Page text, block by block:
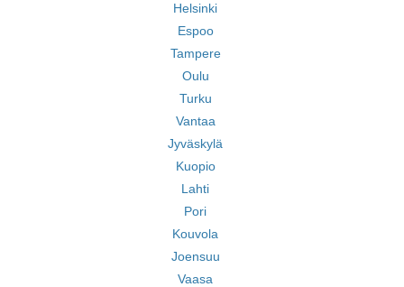
Helsinki
Espoo
Tampere
Oulu
Turku
Vantaa
Jyväskylä
Kuopio
Lahti
Pori
Kouvola
Joensuu
Vaasa